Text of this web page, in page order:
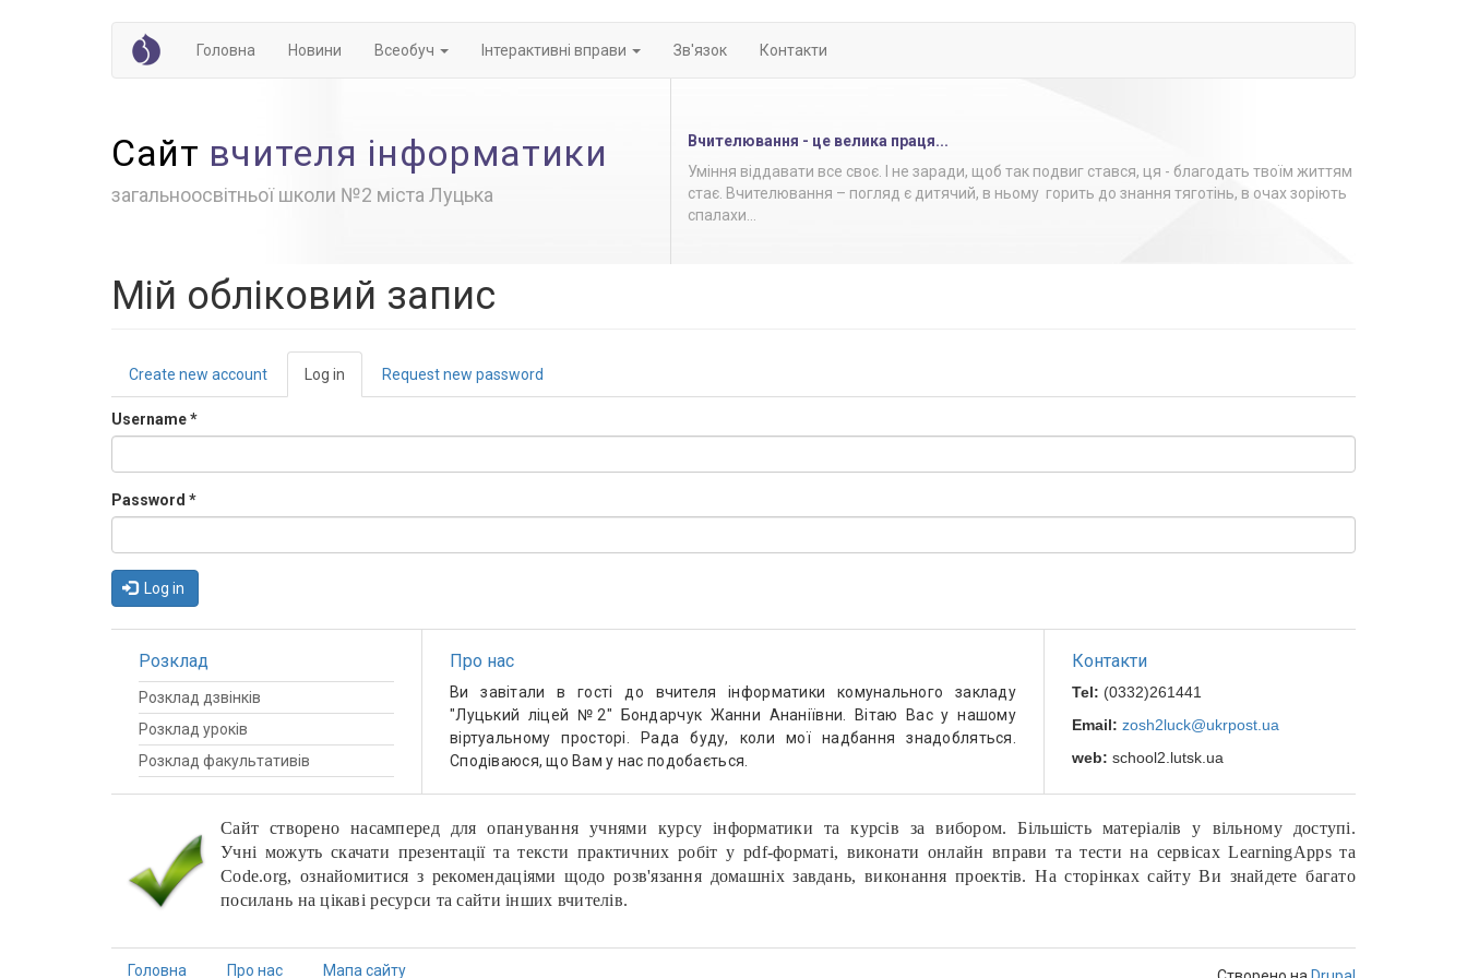
Головна Новини Всеобуч Інтерактивні вправи Зв'язок Контакти
Сайт вчителя інформатики
загальноосвітньої школи №2 міста Луцька
Вчителювання - це велика праця...
Уміння віддавати все своє. І не заради, щоб так подвиг стався, ця - благодать твоїм життям
стає. Вчителювання – погляд є дитячий, в ньому горить до знання тяготінь, в очах зоріють
спалахи...
Мій обліковий запис
tabs
Create new account Log in (active
tab)
Request new password
Username*
Password *
Log in
Розклад
Розклад дзвінків
Розклад уроків
Розклад факультативів
Про нас
Ви завітали в гості до вчителя інформатики комунального закладу
"Луцький ліцей №2" Бондарчук Жанни Ананіївни. Вітаю Вас у нашому
віртуальному просторі. Рада буду, коли мої надбання знадобляться.
Сподіваюся, що Вам у нас подобається.
Контакти
Tel: (0332)261441
Email: zosh2luck@ukrpost.ua
web: school2.lutsk.ua
Сайт створено насамперед для опанування учнями курсу інформатики та курсів за вибором. Більшість матеріалів у вільному доступі.
Учні можуть скачати презентації та тексти практичних робіт у pdf-форматі, виконати онлайн вправи та тести на сервісах LearningApps та
Code.org, ознайомитися з рекомендаціями щодо розв'язання домашніх завдань, виконання проектів. На сторінках сайту Ви знайдете багато
посилань на цікаві ресурси та сайти інших вчителів.
Головна Про нас Мапа сайту